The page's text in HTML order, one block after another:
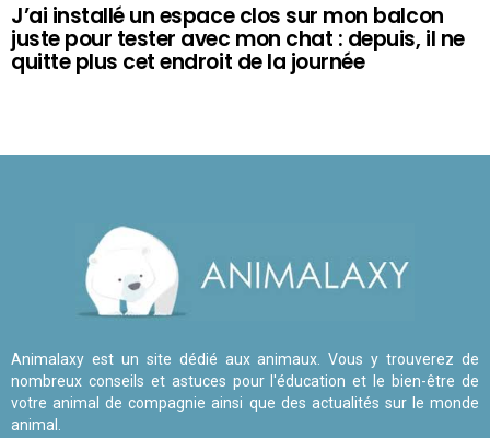
J’ai installé un espace clos sur mon balcon
juste pour tester avec mon chat : depuis, il ne
quitte plus cet endroit de la journée
Animalaxy est un site dédié aux animaux. Vous y trouverez de
nombreux conseils et astuces pour l'éducation et le bien-être de
votre animal de compagnie ainsi que des actualités sur le monde
animal.